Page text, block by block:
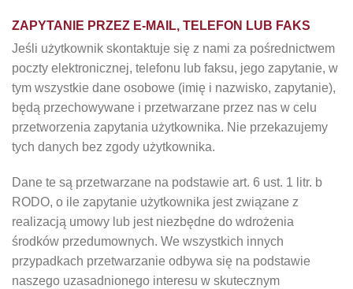
ZAPYTANIE PRZEZ E-MAIL, TELEFON LUB FAKS
Jeśli użytkownik skontaktuje się z nami za pośrednictwem
poczty elektronicznej, telefonu lub faksu, jego zapytanie, w
tym wszystkie dane osobowe (imię i nazwisko, zapytanie),
będą przechowywane i przetwarzane przez nas w celu
przetworzenia zapytania użytkownika. Nie przekazujemy
tych danych bez zgody użytkownika.
Dane te są przetwarzane na podstawie art. 6 ust. 1 litr. b
RODO, o ile zapytanie użytkownika jest związane z
realizacją umowy lub jest niezbędne do wdrożenia
środków przedumownych. We wszystkich innych
przypadkach przetwarzanie odbywa się na podstawie
naszego uzasadnionego interesu w skutecznym